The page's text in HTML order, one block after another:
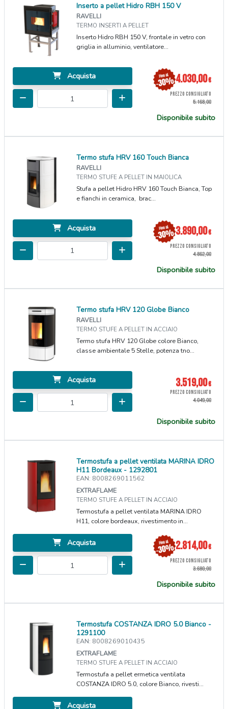
Inserto a pellet Hidro RBH 150 V
RAVELLI
TERMO INSERTI A PELLET
Inserto Hidro RBH 150 V, frontale in vetro con
griglia in alluminio, ventilatore...
Acquista 4.030,00€
PREZZO CONSIGLIATO
5.168,00
Disponibile subito
Termo stufa HRV 160 Touch Bianca
RAVELLI
TERMO STUFE A PELLET IN MAIOLICA
Stufa a pellet Hidro HRV 160 Touch Bianca, Top
e fianchi in ceramica, brac...
Acquista 3.890,00€
PREZZO CONSIGLIATO
4.862,00
Disponibile subito
Termo stufa HRV 120 Globe Bianco
RAVELLI
TERMO STUFE A PELLET IN ACCIAIO
Termo stufa HRV 120 Globe colore Bianco,
classe ambientale 5 Stelle, potenza tno...
Acquista 3.519,00€
PREZZO CONSIGLIATO
4.049,00
Disponibile subito
Termostufa a pellet ventilata MARINA IDRO
H11 Bordeaux - 1292801
EAN: 8008269011562
EXTRAFLAME
TERMO STUFE A PELLET IN ACCIAIO
Termostufa a pellet ventilata MARINA IDRO
H11, colore bordeaux, rivestimento in...
Acquista 2.814,00€
PREZZO CONSIGLIATO
3.680,00
Disponibile subito
Termostufa COSTANZA IDRO 5.0 Bianco -
1291100
EAN: 8008269010435
EXTRAFLAME
TERMO STUFE A PELLET IN ACCIAIO
Termostufa a pellet ermetica ventilata
COSTANZA IDRO 5.0, colore Bianco, rivesti...
Acquista